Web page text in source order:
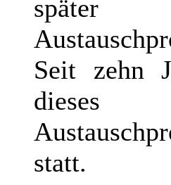
Seit zehn
dieses
statt.